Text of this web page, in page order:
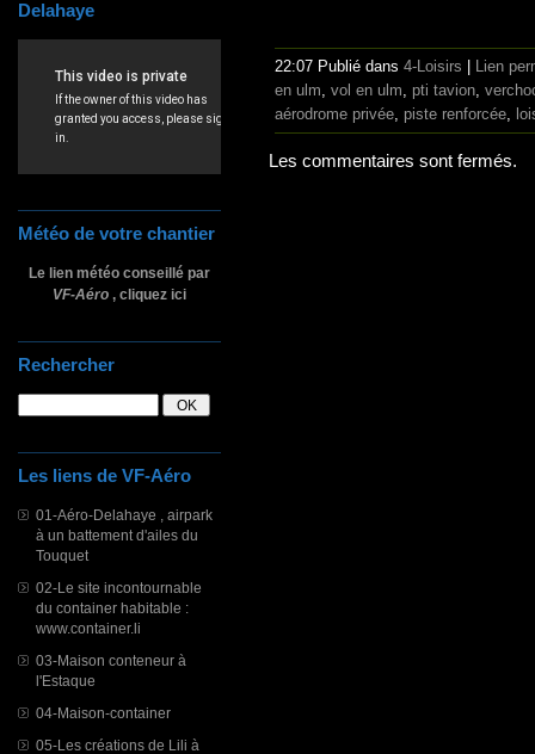
Delahaye
Météo de votre chantier
Le lien météo conseillé par
VF-Aéro , cliquez ici
Rechercher
Les liens de VF-Aéro
01-Aéro-Delahaye , airpark
à un battement d'ailes du
Touquet
02-Le site incontournable
du container habitable :
www.container.li
03-Maison conteneur à
l'Estaque
04-Maison-container
05-Les créations de Lili à
22:07 Publié dans 4-Loisirs
Lien
en ulm, vol en ulm, pti tavion,
aérodrome privée, piste renforcée,
Les commentaires sont fermés.